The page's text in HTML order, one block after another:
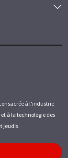
à l'industrie
à la technologie des
jeudis.